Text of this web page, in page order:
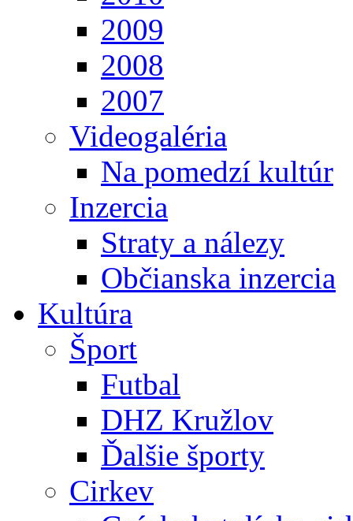
2009
2008
2007
Videogaléria
Na pomedzí kultúr
Inzercia
Straty a nálezy
Občianska inzercia
Kultúra
Šport
Futbal
DHZ Kružlov
Ďalšie športy
Cirkev